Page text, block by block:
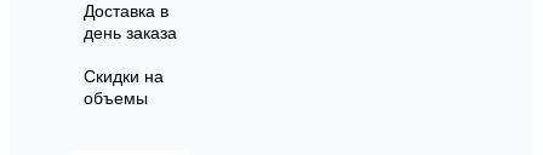
Доставка в
день заказа
Скидки на
объемы